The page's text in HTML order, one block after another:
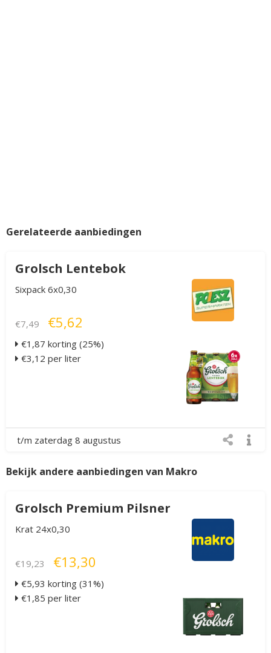
Gerelateerde aanbiedingen
Grolsch Lentebok
Sixpack 6x0,30
€7,49 €5,62
€1,87 korting (25%)
€3,12 per liter
t/m zaterdag 8 augustus
Bekijk andere aanbiedingen van Makro
Grolsch Premium Pilsner
Krat 24x0,30
€19,23 €13,30
€5,93 korting (31%)
€1,85 per liter